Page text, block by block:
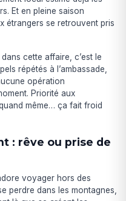
Et en pleine saison
étrangers se retrouvent pris
cette affaire, c’est le
répétés à l’ambassade,
opération
Priorité aux
même… ça fait froid
: rêve ou prise de
voyager hors des
perdre dans les montagnes,